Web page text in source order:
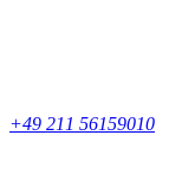
+49 211 56159010